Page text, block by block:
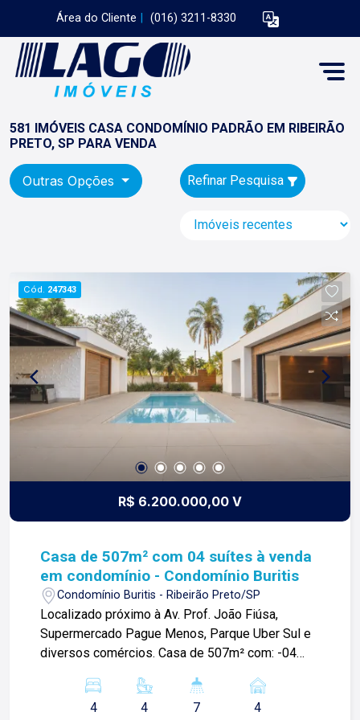
Área do Cliente (016) 3211-8330
581 IMÓVEIS CASA CONDOMÍNIO PADRÃO EM RIBEIRÃO
PRETO, SP PARA VENDA
Outras Opções Refinar Pesquisa
Cód. 247343
R$ 6.200.000,00 V
Casa de 507m² com 04 suítes à venda
em condomínio - Condomínio Buritis
Condomínio Buritis - Ribeirão Preto/SP
Localizado próximo à Av. Prof. João Fiúsa,
Supermercado Pague Menos, Parque Uber Sul e
diversos comércios. Casa de 507m² com: -04
máster com 02 closets e 02 banheiros privativos;
-06 vagas de garagem, sendo 03 cobertas; -Pé-
4 4 7 4